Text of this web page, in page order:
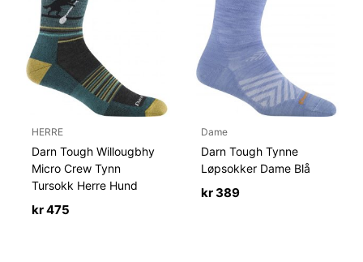
HERRE
Darn Tough Willougbhy
Micro Crew Tynn
Tursokk Herre Hund
kr475
Dame
Darn Tough Tynne
Løpsokker Dame Blå
kr389